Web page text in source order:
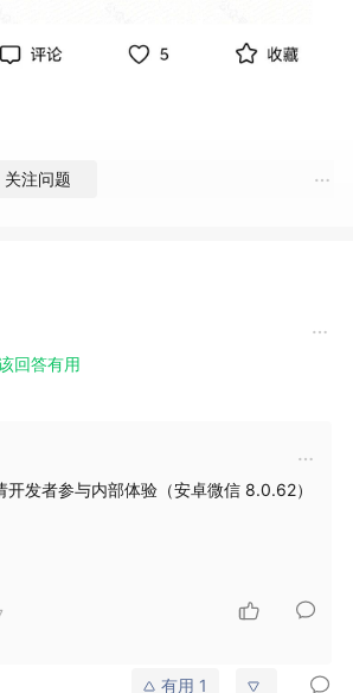
关注问题
回答有用
开发者参与内部体验（安卓微信 8.0.62）
有用 1